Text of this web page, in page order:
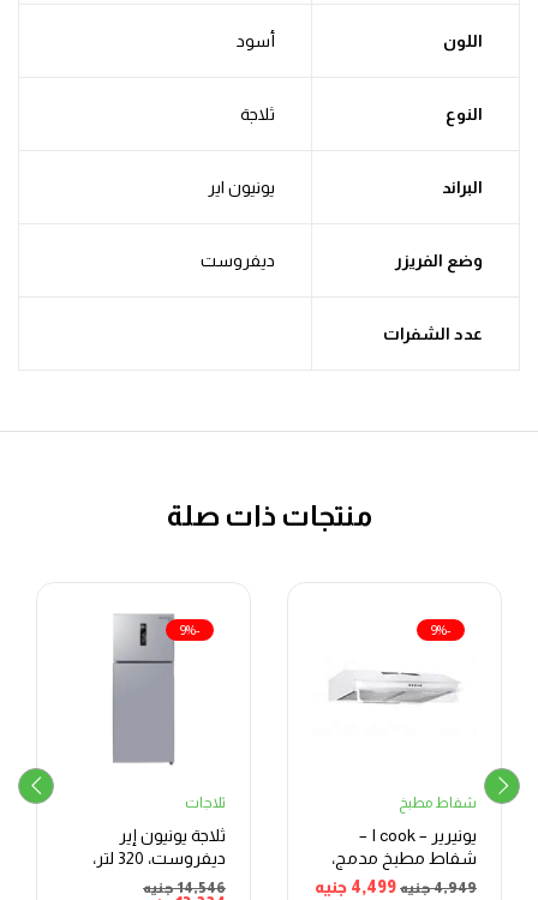
اللون أسود
النوع ثلاجة
البراند يونيون اير
وضع الفريزر ديفروست
عدد الشفرات
منتجات ذات صلة
-9%
شفاط مطبخ
يونيرير – I cook –
شفاط مطبخ مدمج،
بدون مدخنة، فضي، 60
4,949جنيه 4,499 جنيه
-9%
ثلاجات
ثلاجة يونيون إير
ديفروست، 320 لتر،
ديجيتال، فضي
14,546جنيه